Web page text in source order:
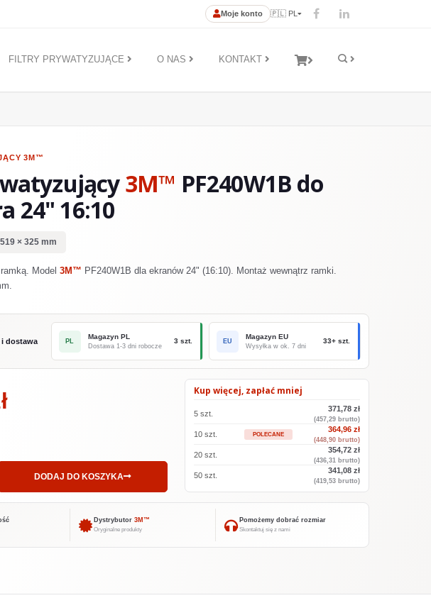
Moje konto 🇵🇱 PL
FILTRY PRYWATYZUJĄCE O NAS KONTAKT
3M™
3M™ PF240W1B do
24" 16:10
519 × 325 mm
Model 3M™ PF240W1B dla ekranów 24" (16:10). Montaż wewnątrz ramki.
dostawa PL
Magazyn PL
Dostawa 1-3 dni robocze
3 szt. EU
Magazyn EU
Wysyłka w ok. 7 dni
33+ szt.
DODAJ DO KOSZYKA
Kup więcej, zapłać mniej
5 szt.
371,78 zł
(457,29 brutto)
10 szt. POLECANE
364,96 zł
(448,90 brutto)
20 szt.
354,72 zł
(436,31 brutto)
50 szt.
341,08 zł
(419,53 brutto)
Dystrybutor 3M™
Oryginalne produkty
Pomożemy dobrać rozmiar
Skontaktuj się z nami